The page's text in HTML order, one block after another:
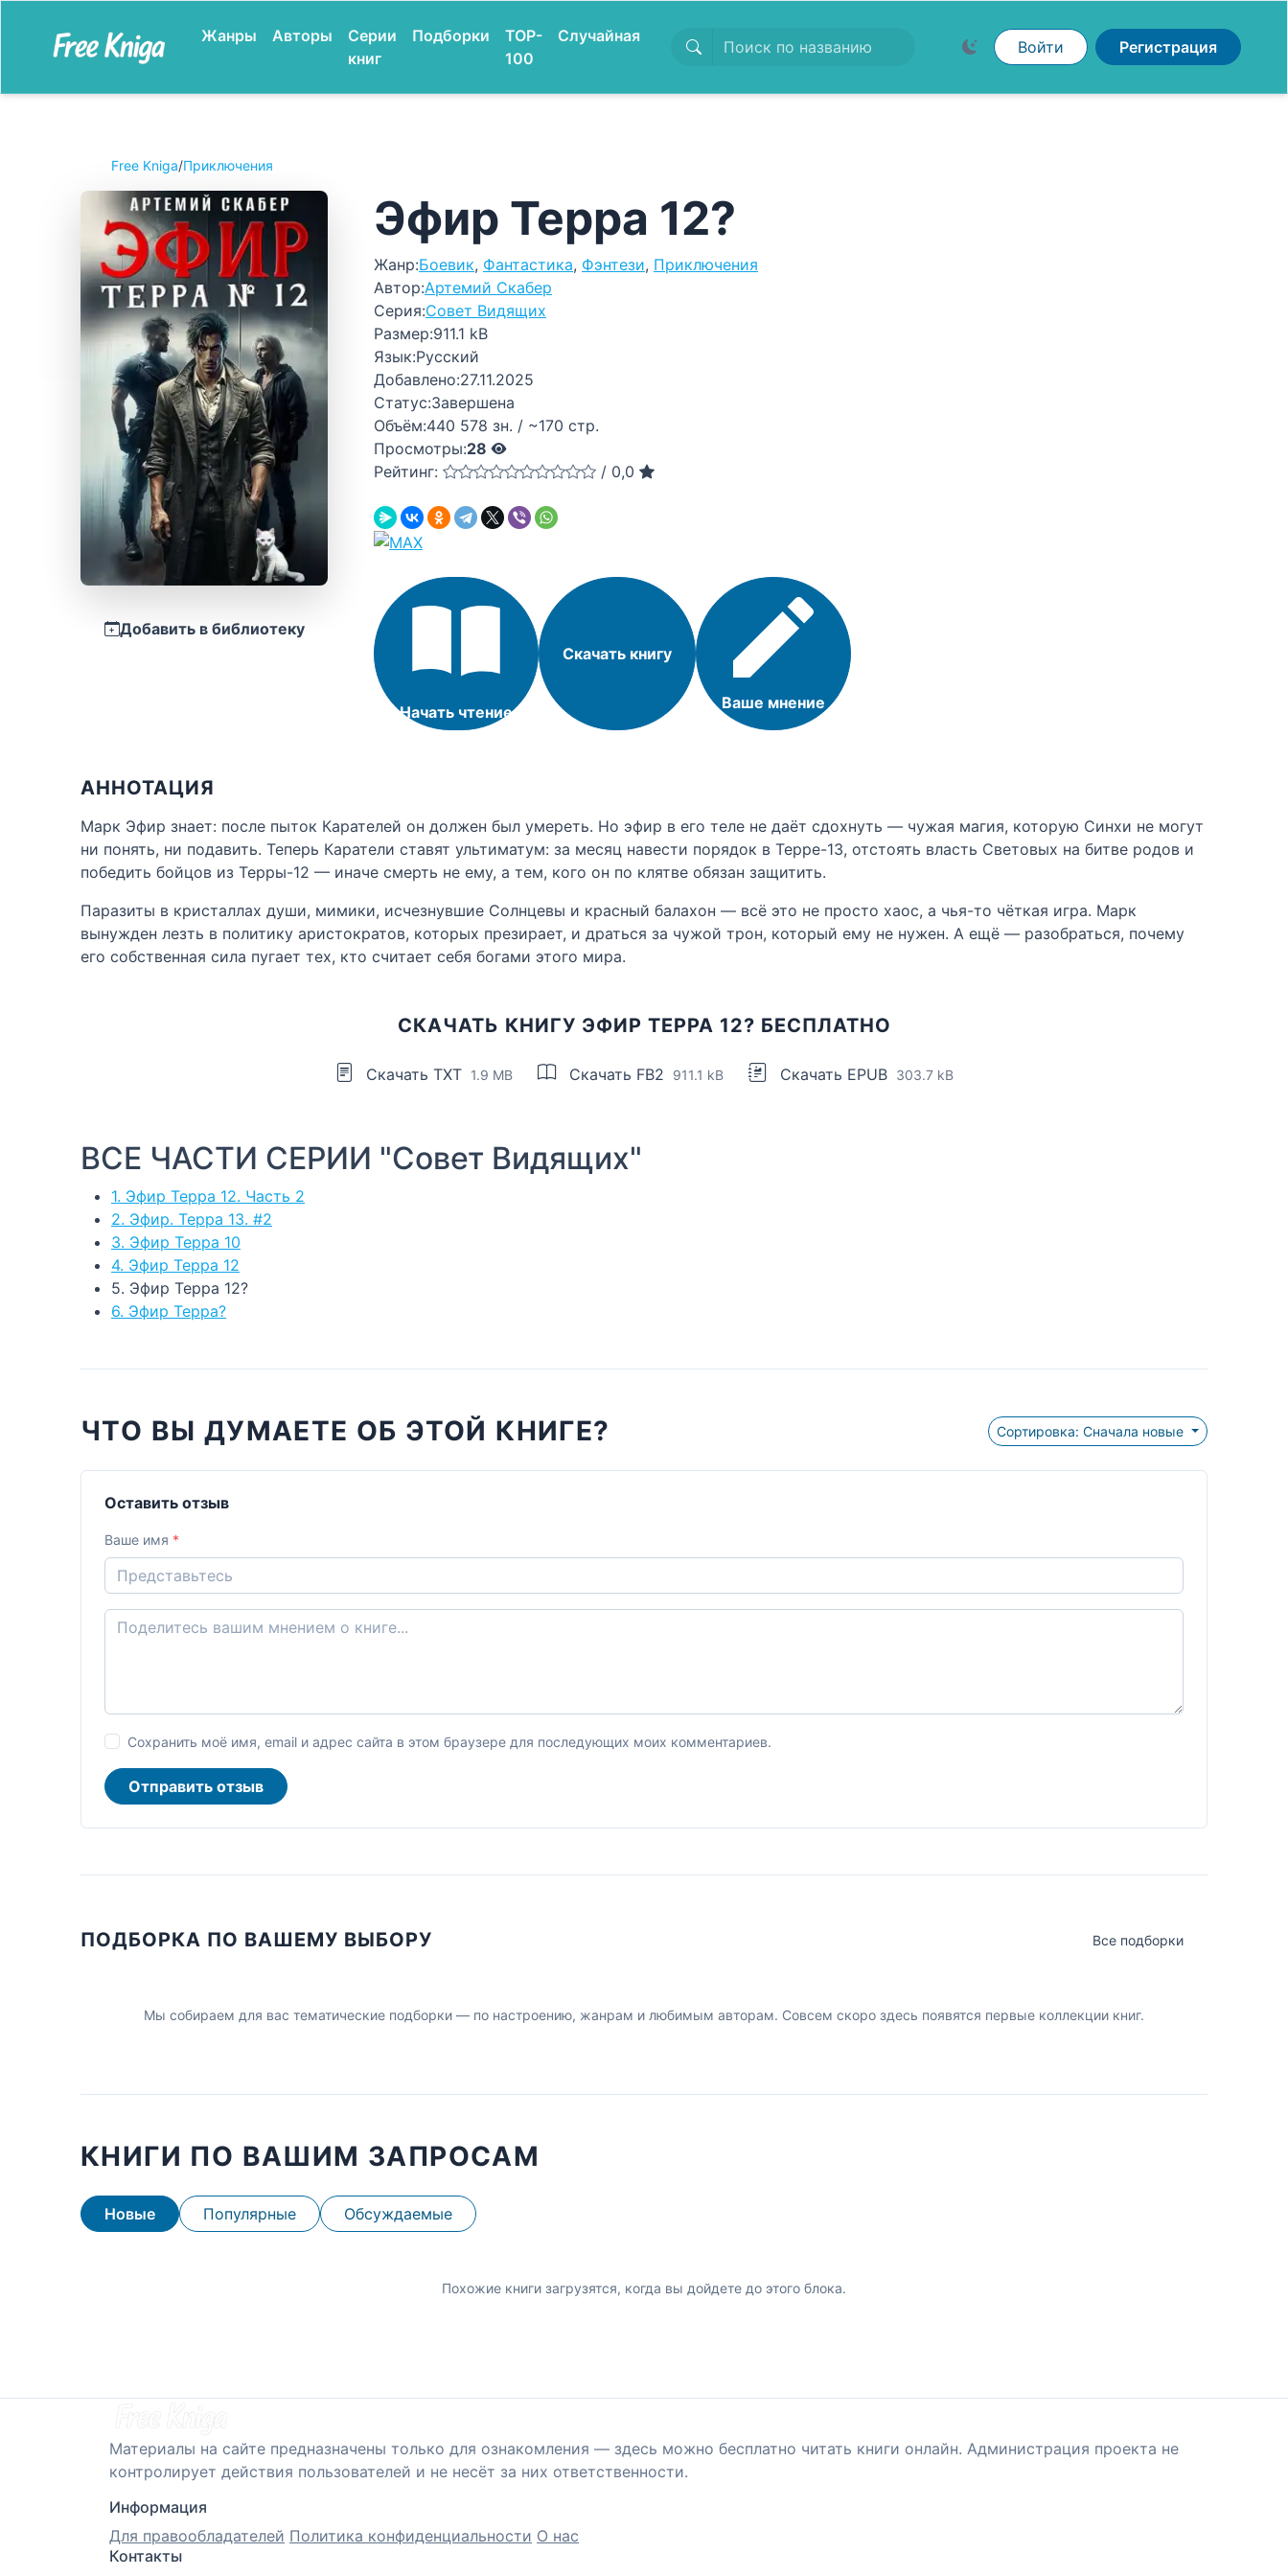
Жанры Авторы
Серии
книг
Подборки
TOP-
100
Случайная
Войти Регистрация
Free Kniga/Приключения
Добавить в библиотеку
Эфир Терра 12?
Жанр:Боевик, Фантастика, Фэнтези, Приключения
Автор:Артемий Скабер
Серия:Совет Видящих
Размер:911.1 kB
Язык:Русский
Добавлено:27.11.2025
Статус:Завершена
Объём:440 578 зн. / ~170 стр.
Просмотры:28
Рейтинг:
/ 0,0
Начать чтение
Скачать книгу
Ваше мнение
АННОТАЦИЯ
Марк Эфир знает: после пыток Карателей он должен был умереть. Но эфир в его теле не даёт сдохнуть — чужая магия, которую Синхи не могут
ни понять, ни подавить. Теперь Каратели ставят ультиматум: за месяц навести порядок в Терре-13, отстоять власть Световых на битве родов и
победить бойцов из Терры-12 — иначе смерть не ему, а тем, кого он по клятве обязан защитить.
Паразиты в кристаллах души, мимики, исчезнувшие Солнцевы и красный балахон — всё это не просто хаос, а чья-то чёткая игра. Марк
вынужден лезть в политику аристократов, которых презирает, и драться за чужой трон, который ему не нужен. А ещё — разобраться, почему
его собственная сила пугает тех, кто считает себя богами этого мира.
СКАЧАТЬ КНИГУ ЭФИР ТЕРРА 12? БЕСПЛАТНО
Скачать TXT 1.9 MB Скачать FB2 911.1 kB Скачать EPUB 303.7 kB
ВСЕ ЧАСТИ СЕРИИ "Совет Видящих"
1. Эфир Терра 12. Часть 2
2. Эфир. Терра 13. #2
3. Эфир Терра 10
4. Эфир Терра 12
5. Эфир Терра 12?
6. Эфир Терра?
ЧТО ВЫ ДУМАЕТЕ ОБ ЭТОЙ КНИГЕ? Сортировка: Сначала новые
Оставить отзыв
Ваше имя *
Сохранить моё имя, email и адрес сайта в этом браузере для последующих моих комментариев.
Отправить отзыв
ПОДБОРКА ПО ВАШЕМУ ВЫБОРУ Все подборки
Мы собираем для вас тематические подборки — по настроению, жанрам и любимым авторам. Совсем скоро здесь появятся первые коллекции книг.
КНИГИ ПО ВАШИМ ЗАПРОСАМ
Новые Популярные Обсуждаемые
Похожие книги загрузятся, когда вы дойдете до этого блока.
Материалы на сайте предназначены только для ознакомления — здесь можно бесплатно читать книги онлайн. Администрация проекта не
контролирует действия пользователей и не несёт за них ответственности.
Информация
Для правообладателей Политика конфиденциальности О нас
Контакты